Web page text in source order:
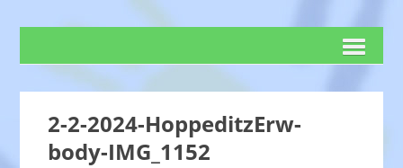
2-2-2024-HoppeditzErw-
body-IMG_1152